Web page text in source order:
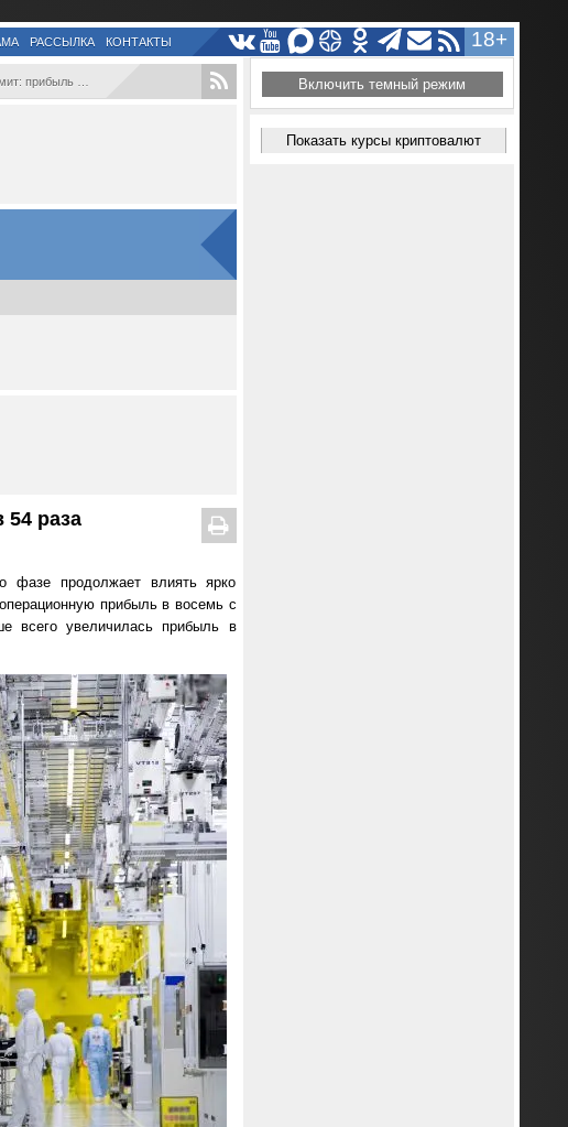
18+
РАССЫЛКА КОНТАКТЫ
Samsung от полупр...
раза
фазе продолжает влиять ярко
прибыль в восемь с
увеличилась прибыль в
Включить темный режим
Показать курсы криптовалют